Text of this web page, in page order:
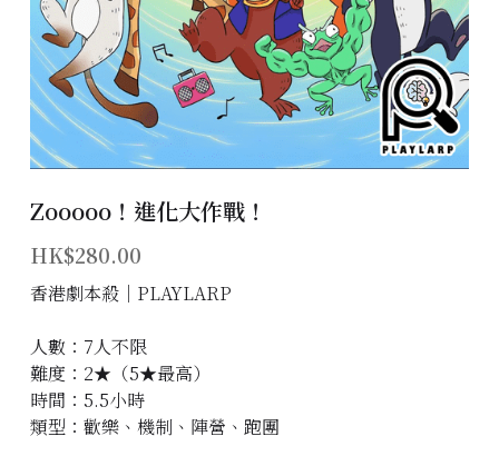
學生優惠
主持/劇本招募
到址及團建服務
聯絡我們
Instagram
搜索
立即預約
Zooooo！進化大作戰！
HK$280.00
香港劇本殺│PLAYLARP
人數：7人不限
難度：2★（5★最高）
時間：5.5小時
類型：歡樂、機制、陣營、跑團